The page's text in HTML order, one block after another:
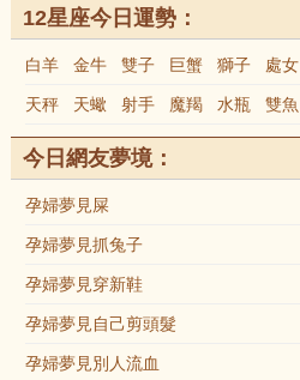
12星座今日運勢：
白羊 金牛 雙子 巨蟹 獅子 處女
天秤 天蠍 射手 魔羯 水瓶 雙魚
今日網友夢境：
孕婦夢見屎
孕婦夢見抓兔子
孕婦夢見穿新鞋
孕婦夢見自己剪頭髮
孕婦夢見別人流血